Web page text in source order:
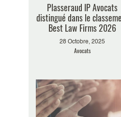
Plasseraud IP Avocats
distingué dans le
Best Law Firms 2026
28 Octobre, 2025
Avocats